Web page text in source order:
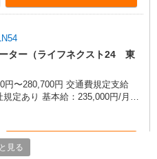
ター（ライフネクスト24 東
円〜280,700円 交通費規定支給
定あり 基本給：235,000円/月〜
務手当：20,000円/月 賞与：基本
/年（夏・冬に分けて支給） ※標
、夜勤1回につき「宿泊手当：
：00〜翌5：00の実働に応じた深
見る